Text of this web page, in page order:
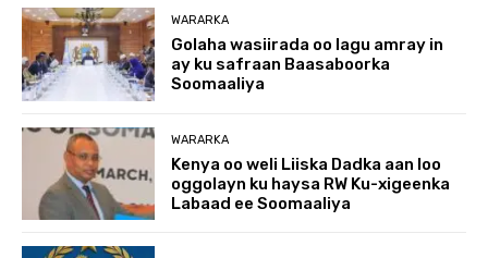
WARARKA
Golaha wasiirada oo lagu amray in
ay ku safraan Baasaboorka
Soomaaliya
WARARKA
Kenya oo weli Liiska Dadka aan loo
oggolayn ku haysa RW Ku-xigeenka
Labaad ee Soomaaliya